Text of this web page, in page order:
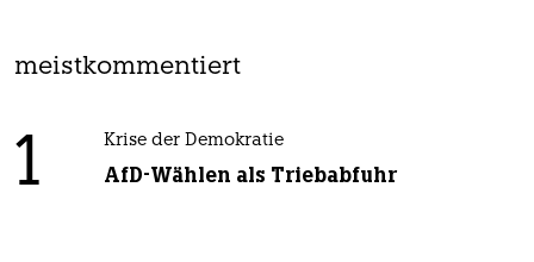
meistkommentiert
1 Krise der Demokratie
AfD-Wählen als Triebabfuhr